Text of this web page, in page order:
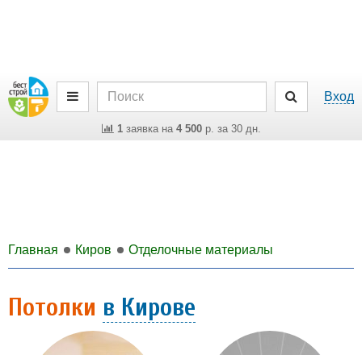
Вход
1заявка на 4 500р. за 30 дн.
Главная Киров Отделочные материалы
Потолки в Кирове